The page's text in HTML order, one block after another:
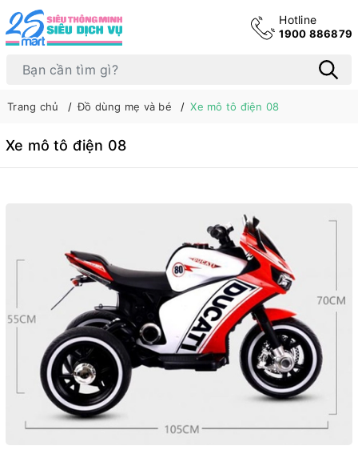
Hotline
1900 886879
Trang chủ Đồ dùng mẹ và bé Xe mô tô điện 08
Xe mô tô điện 08